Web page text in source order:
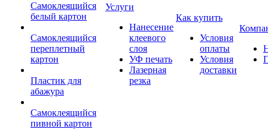
Самоклеящийся
белый картон
Самоклеящийся
переплетный
картон
Пластик для
абажура
Самоклеящийся
пивной картон
Услуги
Нанесение
клеевого
слоя
УФ печать
Лазерная
резка
Как купить
Условия
оплаты
Условия
доставки